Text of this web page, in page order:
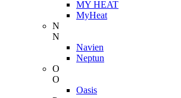
MY HEAT
MyHeat
N
N
Navien
Neptun
O
O
Oasis